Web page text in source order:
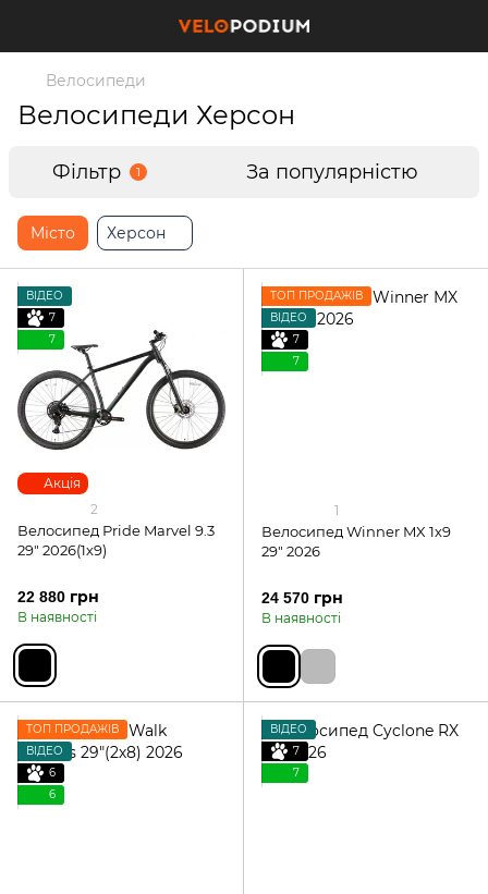
Велосипеди
Велосипеди Херсон
Фільтр 1 За популярністю
Місто Херсон
Акція
ВІДЕО
7
7
2
Велосипед Pride Marvel 9.3
29" 2026(1х9)
22 880 грн
В наявності
ТОП ПРОДАЖІВ
ВІДЕО
7
7
1
Велосипед Winner MX 1х9
29" 2026
24 570 грн
В наявності
ТОП ПРОДАЖІВ
ВІДЕО
6
6
ВІДЕО
7
7